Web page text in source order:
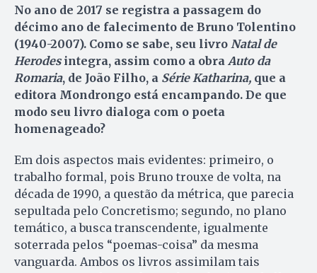
No ano de 2017 se registra a passagem do
décimo ano de falecimento de Bruno Tolentino
(1940-2007). Como se sabe, seu livro Natal de
Herodesintegra, assim como a obra Auto da
Romaria, de João Filho, a Série Katharina, que a
editora Mondrongo está encampando. De que
modo seu livro dialoga com o poeta
homenageado?
Em dois aspectos mais evidentes: primeiro, o
trabalho formal, pois Bruno trouxe de volta, na
década de 1990, a questão da métrica, que parecia
sepultada pelo Concretismo; segundo, no plano
temático, a busca transcendente, igualmente
soterrada pelos “poemas-coisa” da mesma
vanguarda. Ambos os livros assimilam tais